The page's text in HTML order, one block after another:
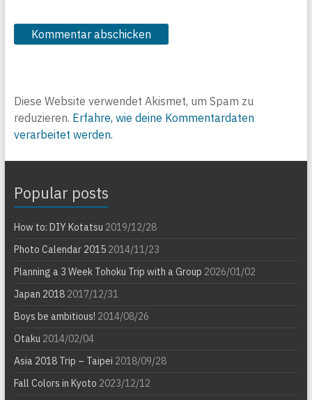
Diese Website verwendet Akismet, um Spam zu
reduzieren. Erfahre, wie deine Kommentardaten
verarbeitet werden.
Popular posts
How to: DIY Kotatsu 2019/12/28
Photo Calendar 20152014/11/23
Planning a 3 Week Tohoku Trip with a Group 2026/01/02
Japan 20182017/12/31
Boys be ambitious! 2014/08/26
Otaku 2014/02/04
Asia 2018 Trip – Taipei 2018/09/28
Fall Colors in Kyoto 2023/12/12